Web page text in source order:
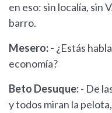
en eso: sin localía, sin
barro.
Mesero: - ¿Estás
economía?
Beto Desuque:- De
y todos miran la